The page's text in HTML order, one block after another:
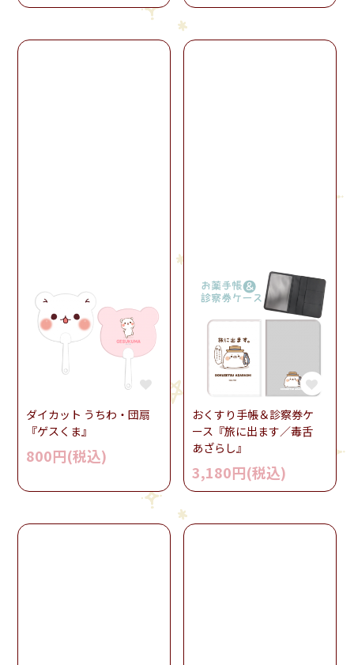
ダイカット うちわ・団扇
『ゲスくま』
800円(税込)
おくすり手帳＆診察券ケ
ース『旅に出ます／毒舌
あざらし』
3,180円(税込)